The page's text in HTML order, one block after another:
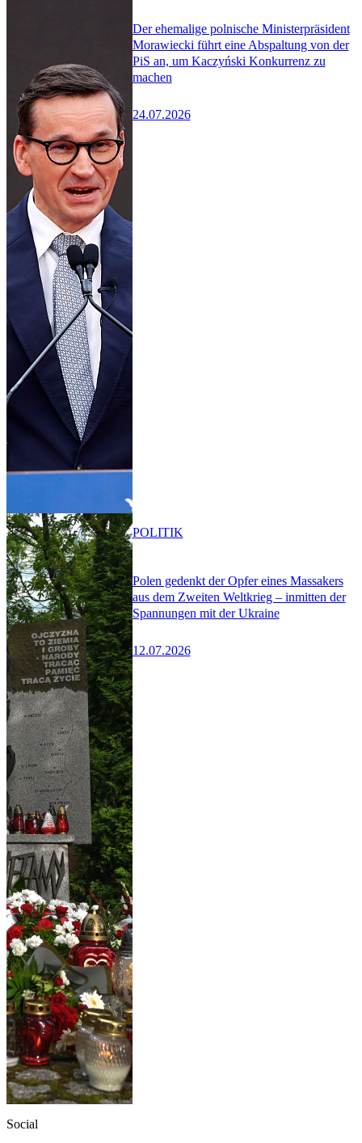
Der ehemalige polnische Ministerpräsident
Morawiecki führt eine Abspaltung von der
PiS an, um Kaczyński Konkurrenz zu
machen
24.07.2026
Polen gedenkt der Opfer eines Massakers
aus dem Zweiten Weltkrieg – inmitten der
Spannungen mit der Ukraine
12.07.2026
POLITIK
Social